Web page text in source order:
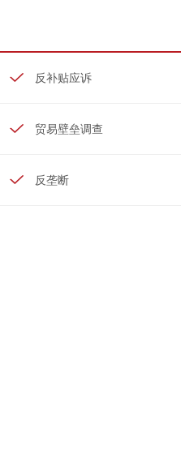
反补贴应诉
贸易壁垒调查
反垄断